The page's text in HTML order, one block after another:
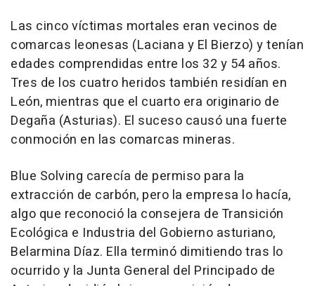
Las cinco víctimas mortales eran vecinos de
comarcas leonesas (Laciana y El Bierzo) y tenían
edades comprendidas entre los 32 y 54 años.
Tres de los cuatro heridos también residían en
León, mientras que el cuarto era originario de
Degaña (Asturias). El suceso causó una fuerte
conmoción en las comarcas mineras.
Blue Solving carecía de permiso para la
extracción de carbón, pero la empresa lo hacía,
algo que reconoció la consejera de Transición
Ecológica e Industria del Gobierno asturiano,
Belarmina Díaz. Ella terminó dimitiendo tras lo
ocurrido y la Junta General del Principado de